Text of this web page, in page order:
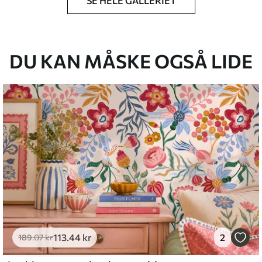
du har angivet, og skæres i identiske
.33269.00 kr /m²
and Stick
.67400.00kr/m²
DU KAN MÅSKE OGSÅ LIDE
189.07kr113 .44 kr 2